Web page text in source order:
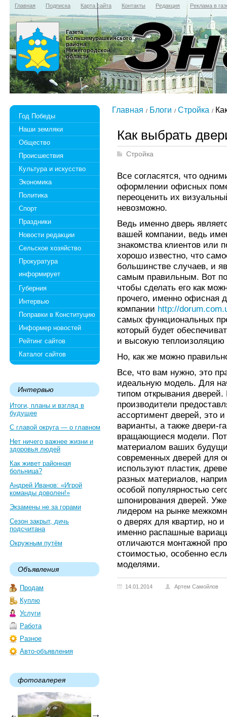
Главная Подписка Карта сайта Контакты Редакция Реклама в
Газета
Большемурашкинского
района
Нижегородской
области
Год Победы
Наши земляки
Общество
Происшествия
Культура и искусство
Экономика
Политика
Спорт
Праздники
Новости редакции
Сельское хозяйство
Прокуратура
информирует
Губерния
Интервью
Поправки в Конституцию
Информер новостей
Рейтинг сайтов
Каталог сайтов
Интервью
Итоги, планы и взгляд в
будущее
С главой округа — о главном
Нет ничего важнее жизни и
здоровья людей
Как живет районная
больница?
Андрей Иванов: «Игрой
команды доволен!»
Экзамены не за горами
Сезон закрыт, дичь
подсчитана
Окружным путём
Объявления
Продам
Куплю
Услуги
Работа
Разное
Авто-объявления
фотогалерея
Главная Блоги Стройка
Как выбрать
Стройка
Все согласятся, что
оформлении офисных
переоценить их
невозможно.
Ведь именно дверь
вашей компании, ведь
знакомства клиентов
хорошо известно, что
большинстве случаев, и
самым правильным. Вот
чтобы сделать его как
прочего, именно офисная
компании http://
самых функциональных
который будет
и высокую
Но, как же можно
Все, что вам нужно, это
идеальную модель. Для
типом открывания
производители
ассортимент дверей, это
варианты, а также двери-
вращающиеся модели.
материалом ваших
современных дверей для
используют пластик,
разных материалов,
особой популярностью
шпонирования дверей.
лидером на рынке
о дверях для квартир, но
именно распашные
отличаются монтажной
стоимостью, особенно
моделями.
14.01.2014 Артем Самойлов